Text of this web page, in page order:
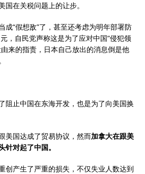
国在关税问题上的让步。
成“假想敌”了，甚至还考虑为明年部署防
，自民党声称这是为了应对中国“侵犯领
来的指责，日本自己放出的消息倒是他
阻止中国在东海开发，也是为了向美国换
美国达成了贸易协议，然而加拿大在跟美
针对起了中国。
创产生了严重的损失，不仅失业人数达到